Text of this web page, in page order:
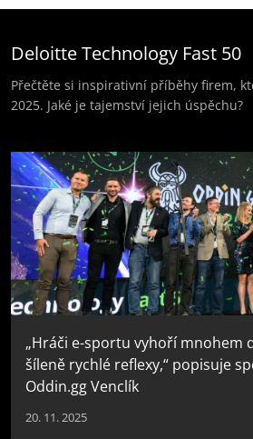
Deloitte Technology Fast 50
Přečtěte si inspirativní příběhy firem,
2025. Jaké je tajemství jejich úspěchu?
„Hráči e-sportu vyhoří mnohem
šíleně rychlé reflexy,“ popisuje
Oddin.gg Venclík
20. 11. 2025